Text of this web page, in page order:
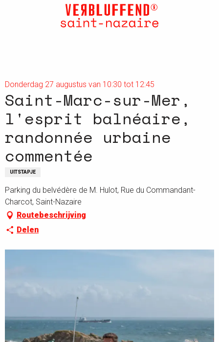
Donderdag 27 augustus van 10:30 tot 12:45
Saint-Marc-sur-Mer,
l'esprit balnéaire,
randonnée urbaine
commentée
UITSTAPJE
Parking du belvédère de M. Hulot, Rue du Commandant-
Charcot, Saint-Nazaire
Routebeschrijving
Delen